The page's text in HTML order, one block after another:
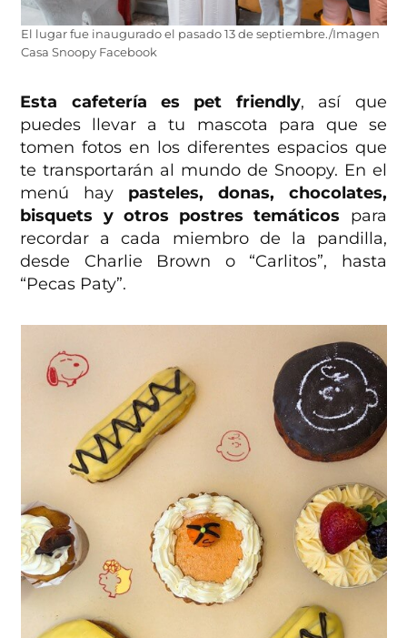
El lugar fue inaugurado el pasado 13 de septiembre./Imagen
Casa Snoopy Facebook
Esta cafetería es pet friendly, así que
puedes llevar a tu mascota para que se
tomen fotos en los diferentes espacios que
te transportarán al mundo de Snoopy. En el
menú hay pasteles, donas, chocolates,
bisquets y otros postres temáticos para
recordar a cada miembro de la pandilla,
desde Charlie Brown o “Carlitos”, hasta
“Pecas Paty”.